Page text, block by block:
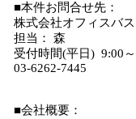
■本件お問合せ先：
株式会社オフィスバ
担当： 森
受付時間(平日) 9:00
03-6262-7445
■会社概要：